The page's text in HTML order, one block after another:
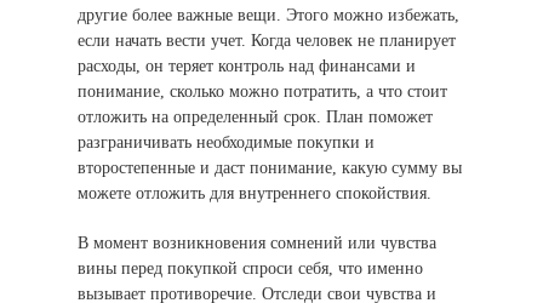
другие более важные вещи. Этого можно избежать,
если начать вести учет. Когда человек не планирует
расходы, он теряет контроль над финансами и
понимание, сколько можно потратить, а что стоит
отложить на определенный срок. План поможет
разграничивать необходимые покупки и
второстепенные и даст понимание, какую сумму вы
можете отложить для внутреннего спокойствия.
В момент возникновения сомнений или чувства
вины перед покупкой спроси себя, что именно
вызывает противоречие. Отследи свои чувства и